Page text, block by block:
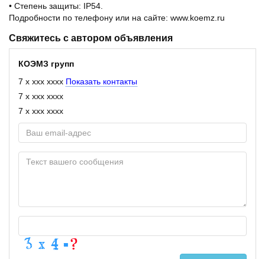
• Степень защиты: IP54.
Подробности по телефону или на сайте: www.koemz.ru
Свяжитесь с автором объявления
КОЭМЗ групп
7 x xxx xxxx Показать контакты
7 x xxx xxxx
7 x xxx xxxx